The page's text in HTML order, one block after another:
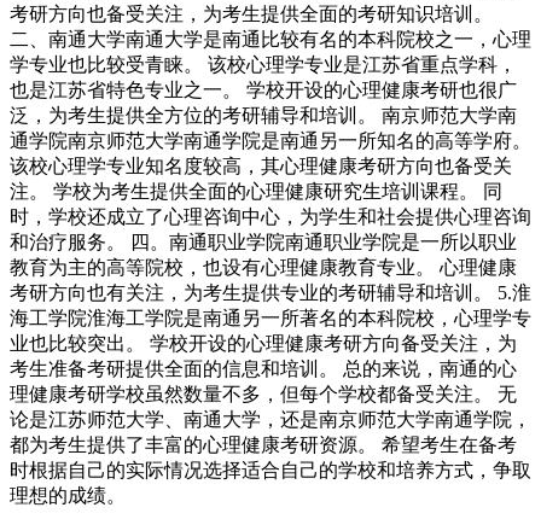
考研方向也备受关注，为考生提供全面的考研知识培训。
二、南通大学南通大学是南通比较有名的本科院校之一，心理
学专业也比较受青睐。 该校心理学专业是江苏省重点学科，
也是江苏省特色专业之一。 学校开设的心理健康考研也很广
泛，为考生提供全方位的考研辅导和培训。 南京师范大学南
通学院南京师范大学南通学院是南通另一所知名的高等学府。
该校心理学专业知名度较高，其心理健康考研方向也备受关
注。 学校为考生提供全面的心理健康研究生培训课程。 同
时，学校还成立了心理咨询中心，为学生和社会提供心理咨询
和治疗服务。 四。南通职业学院南通职业学院是一所以职业
教育为主的高等院校，也设有心理健康教育专业。 心理健康
考研方向也有关注，为考生提供专业的考研辅导和培训。 5.淮
海工学院淮海工学院是南通另一所著名的本科院校，心理学专
业也比较突出。 学校开设的心理健康考研方向备受关注，为
考生准备考研提供全面的信息和培训。 总的来说，南通的心
理健康考研学校虽然数量不多，但每个学校都备受关注。 无
论是江苏师范大学、南通大学，还是南京师范大学南通学院，
都为考生提供了丰富的心理健康考研资源。 希望考生在备考
时根据自己的实际情况选择适合自己的学校和培养方式，争取
理想的成绩。